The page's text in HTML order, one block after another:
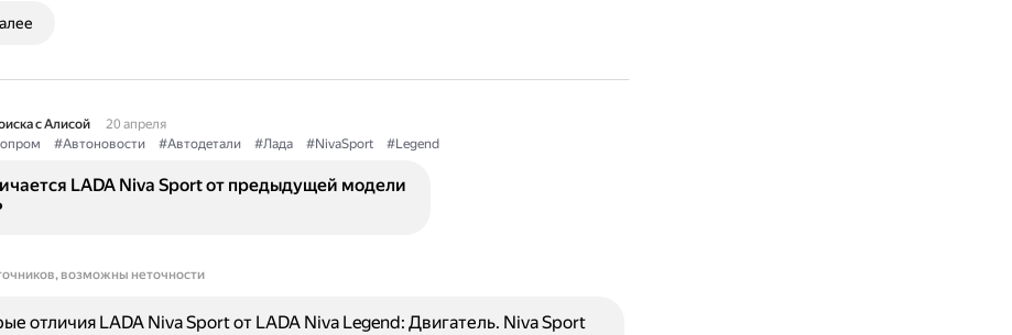
с Алисой
20 апреля
#Автоновости #Автодетали #Лада #NivaSport #Legend
LADA Niva Sport от предыдущей модели
возможны неточности
отличия LADA Niva Sport от LADA Niva Legend: Двигатель. Niva Sport